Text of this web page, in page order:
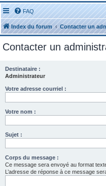
FAQ
Index du forum Contacter un
Contacter un
Destinataire :
Administrateur
Votre adresse courriel :
Votre nom :
Sujet :
Corps du message :
Ce message sera envoyé au format
L’adresse de réponse à ce message